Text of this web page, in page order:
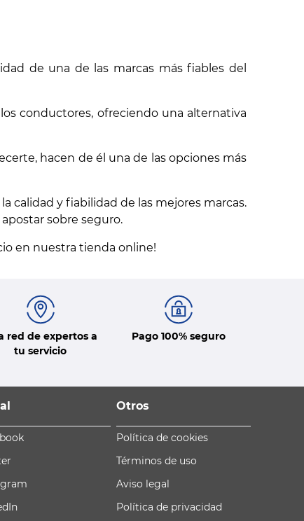
de una de las marcas más fiables del
conductores, ofreciendo una alternativa
hacen de él una de las opciones más
calidad y fiabilidad de las mejores marcas.
sobre seguro.
en nuestra tienda online!
red de expertos a
tu servicio
Pago 100% seguro
Otros
Política de cookies
Términos de uso
Aviso legal
Política de privacidad